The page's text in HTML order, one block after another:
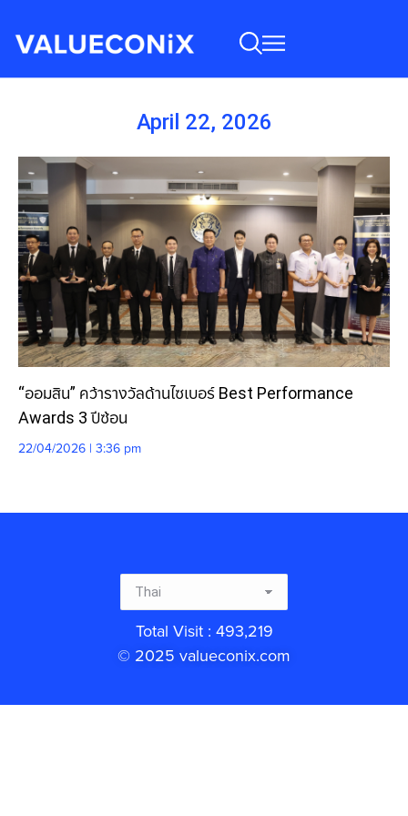
April 22, 2026
“ออมสิน” คว้ารางวัลด้านไซเบอร์ Best Performance
Awards 3 ปีซ้อน
22/04/2026 | 3:36 pm
Total Visit : 493,219
© 2025 valueconix.com